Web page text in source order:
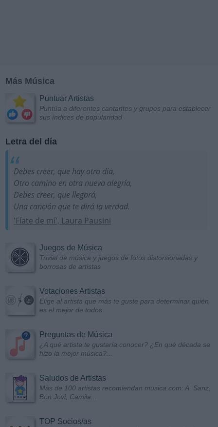
Más Música
Puntuar Artistas
Puntúa a diferentes cantantes y grupos para establecer
sus índices de popularidad
Letra del día
Debes creer, que hay otro día,
Otro camino en otra nueva alegría,
Debes creer, que llegará,
Una canción que te dirá la verdad.
'Fíate de mí', Laura Pausini
Juegos de Música
Trivial de música y juegos de fotos distorsionadas y
borrosas de artistas
Votaciones Artistas
Elige al artista que más te guste para determinar quién
es el mejor de todos
Preguntas de Música
¿A qué artista te gustaría conocer? ¿En qué década se
hizo la mejor música?...
Saludos de Artistas
Más de 100 artistas recomiendan musica.com: A. Sanz,
Bon Jovi, Camila...
TOP Socios/as